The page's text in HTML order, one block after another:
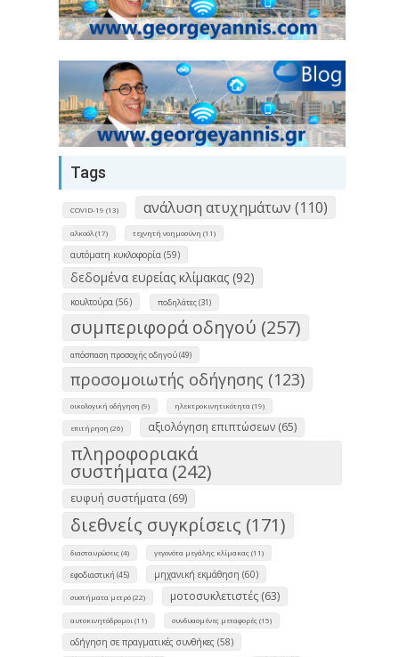
Tags
COVID-19 (13) ανάλυση ατυχημάτων (110)
αλκοόλ (17) τεχνητή νοημοσύνη (11)
αυτόματη κυκλοφορία (59)
δεδομένα ευρείας κλίμακας (92)
κουλτούρα (56) ποδηλάτες (31)
συμπεριφορά οδηγού (257)
απόσπαση προσοχής οδηγού (49)
προσομοιωτής οδήγησης (123)
οικολογική οδήγηση (9) ηλεκτροκινητικότητα (19)
επιτήρηση (26) αξιολόγηση επιπτώσεων (65)
πληροφοριακά
συστήματα (242)
ευφυή συστήματα (69)
διεθνείς συγκρίσεις (171)
διασταυρώσεις (4) γεγονότα μεγάλης κλίμακας (11)
εφοδιαστική (45) μηχανική εκμάθηση (60)
συστήματα μετρό (22) μοτοσυκλετιστές (63)
αυτοκινητόδρομοι (11) συνδυασμένες μεταφορές (15)
οδήγηση σε πραγματικές συνθήκες (58)